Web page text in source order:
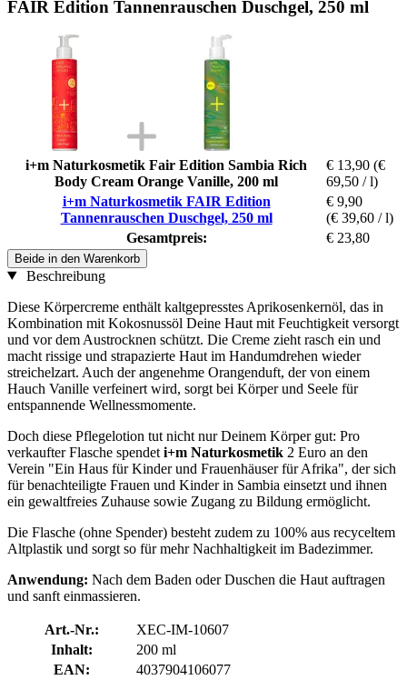
FAIR Edition Tannenrauschen Duschgel, 250 ml
i+m Naturkosmetik Fair Edition Sambia Rich
Body Cream Orange Vanille, 200 ml
€ 13,90 (€
69,50 / l)
i+m Naturkosmetik FAIR Edition
Tannenrauschen Duschgel, 250 ml
€ 9,90
(€ 39,60 / l)
Gesamtpreis:
€ 23,80
Beide in den Warenkorb
Beschreibung
Diese Körpercreme enthält kaltgepresstes Aprikosenkernöl, das in
Kombination mit Kokosnussöl Deine Haut mit Feuchtigkeit versorgt
und vor dem Austrocknen schützt. Die Creme zieht rasch ein und
macht rissige und strapazierte Haut im Handumdrehen wieder
streichelzart. Auch der angenehme Orangenduft, der von einem
Hauch Vanille verfeinert wird, sorgt bei Körper und Seele für
entspannende Wellnessmomente.
Doch diese Pflegelotion tut nicht nur Deinem Körper gut: Pro
verkaufter Flasche spendet i+m Naturkosmetik 2 Euro an den
Verein "Ein Haus für Kinder und Frauenhäuser für Afrika", der sich
für benachteiligte Frauen und Kinder in Sambia einsetzt und ihnen
ein gewaltfreies Zuhause sowie Zugang zu Bildung ermöglicht.
Die Flasche (ohne Spender) besteht zudem zu 100% aus recyceltem
Altplastik und sorgt so für mehr Nachhaltigkeit im Badezimmer.
Anwendung: Nach dem Baden oder Duschen die Haut auftragen
und sanft einmassieren.
Art.-Nr.:
XEC-IM-10607
Inhalt:
200 ml
EAN:
4037904106077